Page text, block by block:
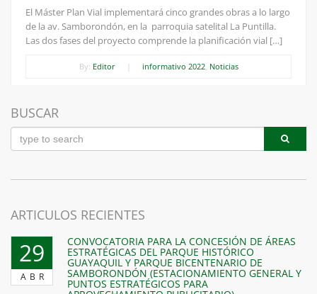
El Máster Plan Vial implementará cinco grandes obras a lo largo
de la av. Samborondón, en la parroquia satelital La Puntilla.
Las dos fases del proyecto comprende la planificación vial […]
By: Editor informativo 2022, Noticias
BUSCAR
ARTICULOS RECIENTES
29
ABR
CONVOCATORIA PARA LA CONCESIÓN DE ÁREAS
ESTRATÉGICAS DEL PARQUE HISTÓRICO
GUAYAQUIL Y PARQUE BICENTENARIO DE
SAMBORONDÓN (ESTACIONAMIENTO GENERAL Y
PUNTOS ESTRATÉGICOS PARA